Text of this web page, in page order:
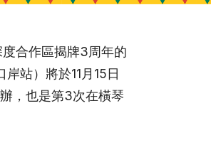
合作區揭牌3周年的
站）將於11月15日
，也是第3次在橫琴